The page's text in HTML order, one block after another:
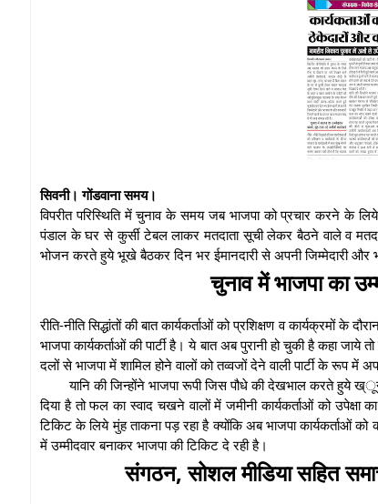
सिवनी। गोंडवाना समय।
विपरीत परिस्थिति में चुनाव के समय जब भाजपा को प्रचार करने के
पंडाल के घर से कुर्सी टेबल लाकर मतदाता सूची लेकर बैठने वाले व
भोजन करते हुये भूखे बैठकर दिन भर ईमानदारी से अपनी जिम्मेदारी और
चुनाव में भाजपा का
रीति-नीति सिद्धांतों की बात कार्यकर्ताओं को प्रशिक्षण व कार्यक्रमों
भाजपा कार्यकर्ताओं की पार्टी है। ये बात अब पुरानी हो चुकी है कहा
दलों से भाजपा में शामिल होने वालों को तव्वजों देने वाली पार्टी के रूप में
यानि की जिन्होंने भाजपा रूपी जिस पौधे की देखभाल करते
दिया है तो फल का स्वाद चखने वालों में जमीनी कार्यकर्ताओं को
टिकिट के लिये मुंह ताकना पड़ रहा है क्योंकि अब भाजपा कार्यकर्ताओं
में उम्मीदवार बनाकर भाजपा की टिकिट दे रही है।
संगठन, सोशल मीडिया सहित